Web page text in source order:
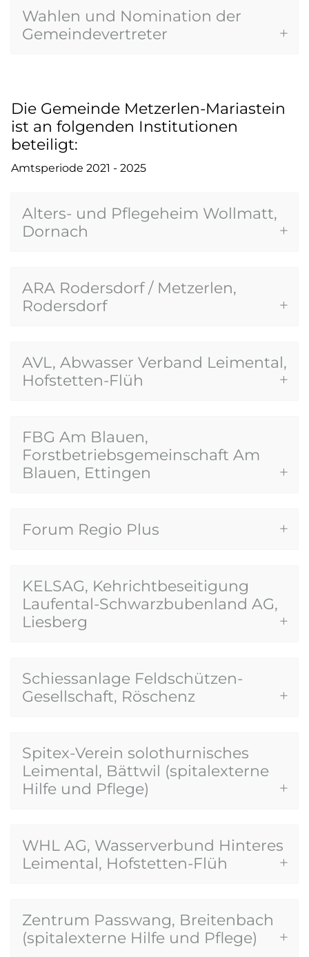
Wahlen und Nomination der
Gemeindevertreter
Die Gemeinde Metzerlen-Mariastein
ist an folgenden Institutionen
beteiligt:
Amtsperiode 2021 - 2025
Alters- und Pflegeheim Wollmatt,
Dornach
ARA Rodersdorf / Metzerlen,
Rodersdorf
AVL, Abwasser Verband Leimental,
Hofstetten-Flüh
FBG Am Blauen,
Forstbetriebsgemeinschaft Am
Blauen, Ettingen
Forum Regio Plus
KELSAG, Kehrichtbeseitigung
Laufental-Schwarzbubenland AG,
Liesberg
Schiessanlage Feldschützen-
Gesellschaft, Röschenz
Spitex-Verein solothurnisches
Leimental, Bättwil (spitalexterne
Hilfe und Pflege)
WHL AG, Wasserverbund Hinteres
Leimental, Hofstetten-Flüh
Zentrum Passwang, Breitenbach
(spitalexterne Hilfe und Pflege)